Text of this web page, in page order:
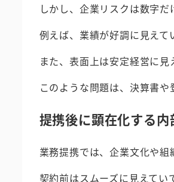
しかし、企業リスクは数字だ
例えば、業績が好調に見えて
また、表面上は安定経営に見
このような問題は、決算書や
提携後に顕在化する内
業務提携では、企業文化や組
契約前はスムーズに見えてい